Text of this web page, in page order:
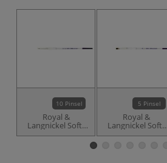
10 Pinsel
Royal &
Langnickel Soft-
Grip™ Synthetik-
Rotmarderhaarpinsel,
5 Pinsel
Royal &
Langnickel Soft-
Grip™ Synthetik-